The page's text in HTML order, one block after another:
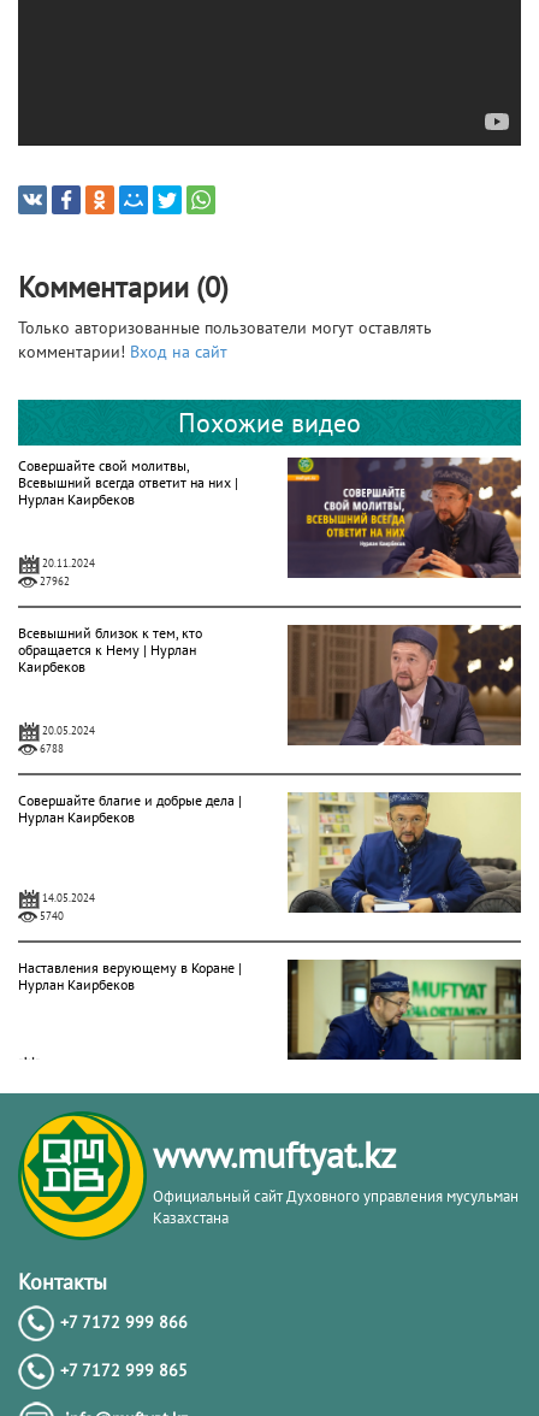
Комментарии (0)
Только авторизованные пользователи могут оставлять
комментарии! Вход на сайт
Похожие видео
Совершайте свой молитвы,
Всевышний всегда ответит на них |
Нурлан Каирбеков
20.11.2024
27962
Всевышний близок к тем, кто
обращается к Нему | Нурлан
Каирбеков
20.05.2024
6788
Совершайте благие и добрые дела |
Нурлан Каирбеков
14.05.2024
5740
Наставления верующему в Коране |
Нурлан Каирбеков
Обязанности мусульманина в
Исламе | Нурлан Каирбеков
22.04.2024
Вопросы касающиеся поста в месяц
Рамазан. 1-часть | Нурлан Каирбеков
18.03.2024
www.muftyat.kz
Официальный сайт Духовного управления мусульман
Казахстана
Контакты
+7 7172 999 866
+7 7172 999 865